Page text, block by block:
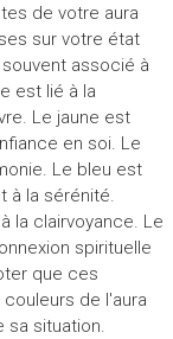
de votre aura
sur votre état
associé à
est lié à la
Le jaune est
en soi. Le
Le bleu est
à la sérénité.
la clairvoyance. Le
spirituelle
que ces
de l'aura
sa situation.